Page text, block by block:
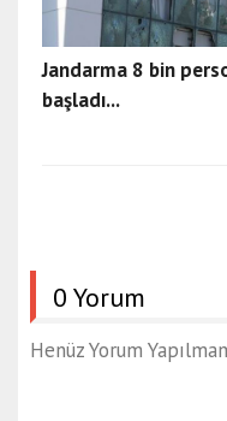
Jandarma 8 bin
başladı...
0 Yorum
Henüz Yorum